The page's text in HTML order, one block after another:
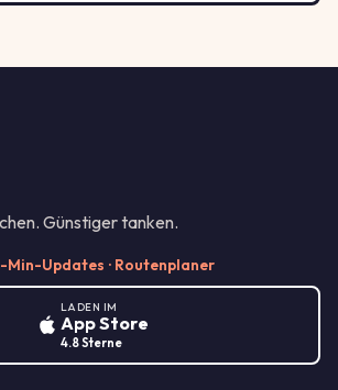
Günstiger tanken.
Min-Updates · Routenplaner
LADEN IM
App Store
4.8 Sterne